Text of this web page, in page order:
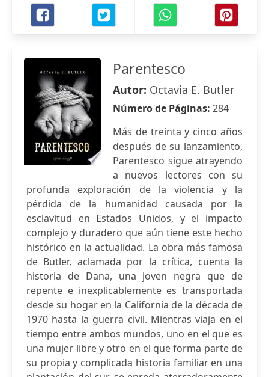
Parentesco
Autor: Octavia E. Butler
Número de Páginas: 284
Más de treinta y cinco años
después de su lanzamiento,
Parentesco sigue atrayendo
a nuevos lectores con su
profunda exploración de la violencia y la
pérdida de la humanidad causada por la
esclavitud en Estados Unidos, y el impacto
complejo y duradero que aún tiene este hecho
histórico en la actualidad. La obra más famosa
de Butler, aclamada por la crítica, cuenta la
historia de Dana, una joven negra que de
repente e inexplicablemente es transportada
desde su hogar en la California de la década de
1970 hasta la guerra civil. Mientras viaja en el
tiempo entre ambos mundos, uno en el que es
una mujer libre y otro en el que forma parte de
su propia y complicada historia familiar en una